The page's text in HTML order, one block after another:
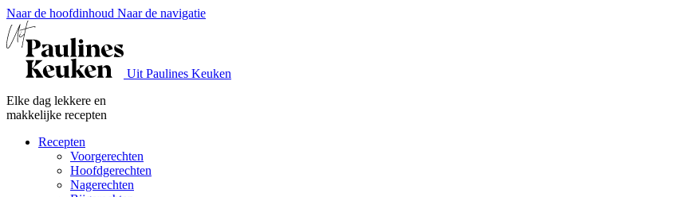
Naar de hoofdinhoud Naar de navigatie
Uit Paulines Keuken
Elke dag lekkere en
makkelijke recepten
Recepten
Voorgerechten
Hoofdgerechten
Nagerechten